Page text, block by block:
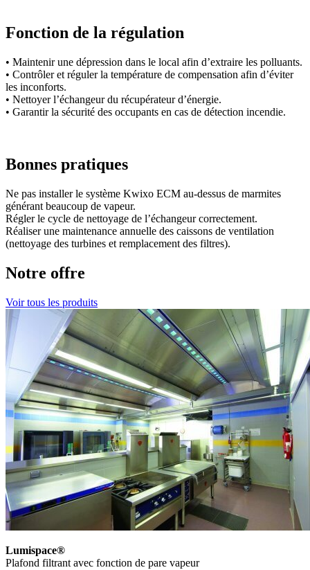
Fonction de la régulation
• Maintenir une dépression dans le local afin d’extraire les polluants.
• Contrôler et réguler la température de compensation afin d’éviter
les inconforts.
• Nettoyer l’échangeur du récupérateur d’énergie.
• Garantir la sécurité des occupants en cas de détection incendie.
Bonnes pratiques
Ne pas installer le système Kwixo ECM au-dessus de marmites
générant beaucoup de vapeur.
Régler le cycle de nettoyage de l’échangeur correctement.
Réaliser une maintenance annuelle des caissons de ventilation
(nettoyage des turbines et remplacement des filtres).
Notre offre
Voir tous les produits
Lumispace®
Plafond filtrant avec fonction de pare vapeur